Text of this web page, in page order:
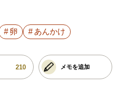
卵 あんかけ
210 メモを追加